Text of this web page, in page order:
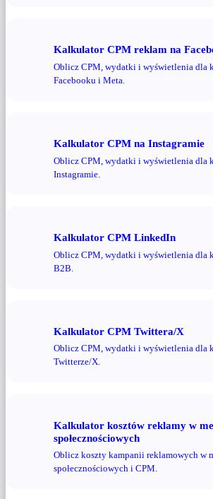
Kalkulator CPM reklam na
Oblicz CPM, wydatki i wyświetlenia dla
Facebooku i Meta.
Kalkulator CPM na Instagramie
Oblicz CPM, wydatki i wyświetlenia dla
Instagramie.
Kalkulator CPM LinkedIn
Oblicz CPM, wydatki i wyświetlenia dla
B2B.
Kalkulator CPM Twittera/X
Oblicz CPM, wydatki i wyświetlenia dla
Twitterze/X.
Kalkulator kosztów reklamy w
społecznościowych
Oblicz koszty kampanii reklamowych w
społecznościowych i CPM.